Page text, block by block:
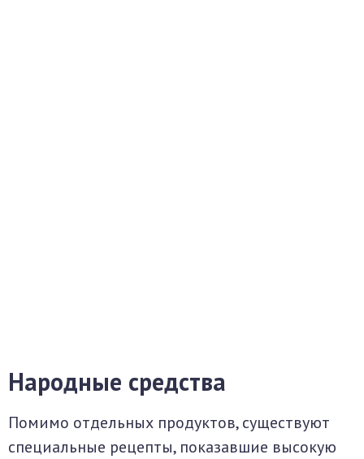
Народные средства
Помимо отдельных продуктов, существуют
специальные рецепты, показавшие высокую